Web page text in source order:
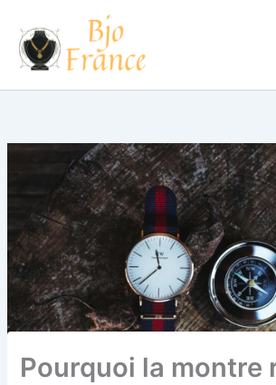
contenu
Pourquoi la montre